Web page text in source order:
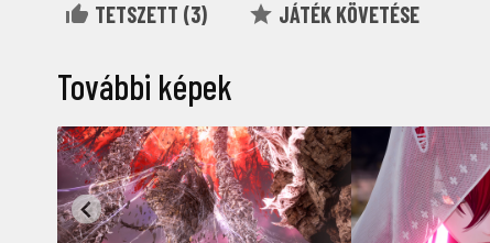
TETSZETT (3) JÁTÉK KÖVETÉSE
További képek